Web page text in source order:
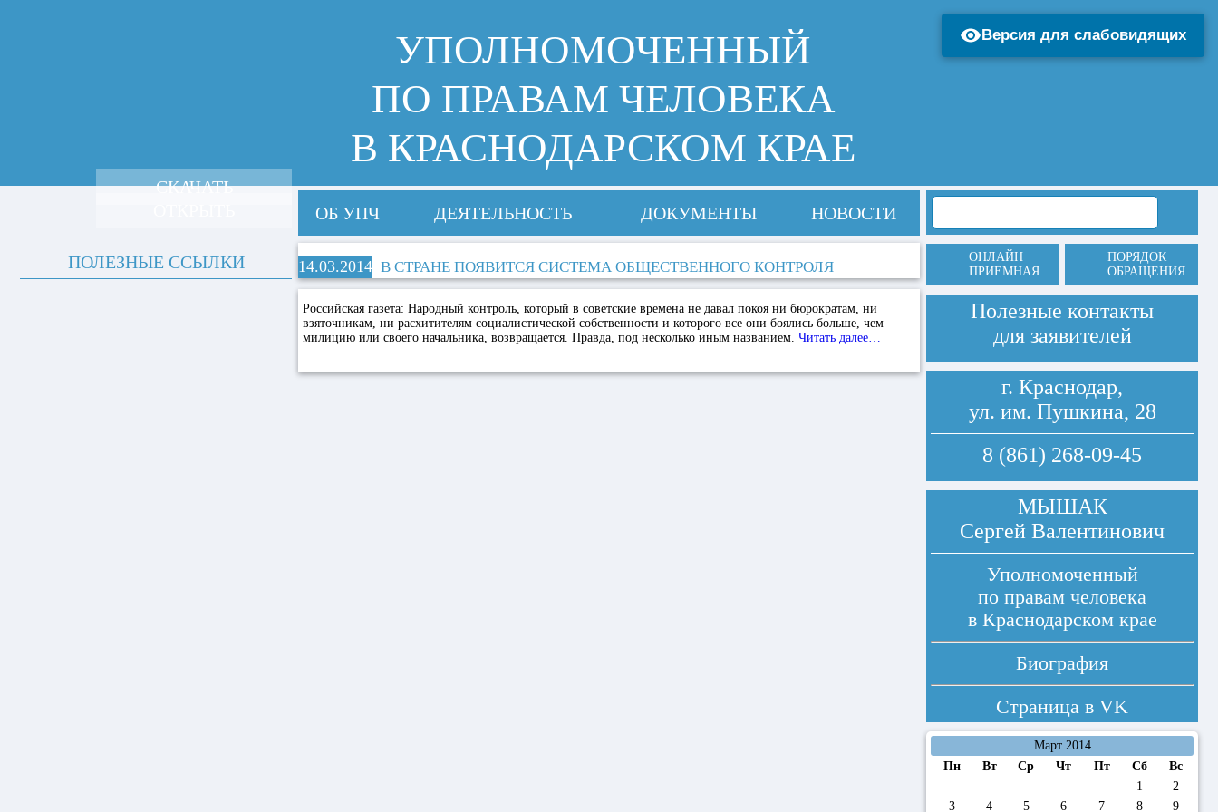
УПОЛНОМОЧЕННЫЙ
ПО ПРАВАМ ЧЕЛОВЕКА
В КРАСНОДАРСКОМ КРАЕ
ОБ УПЧ ДЕЯТЕЛЬНОСТЬ ДОКУМЕНТЫ НОВОСТИ
14.03.2014 В СТРАНЕ ПОЯВИТСЯ СИСТЕМА ОБЩЕСТВЕННОГО КОНТРОЛЯ
Российская газета: Народный контроль, который в советские времена не давал покоя ни бюрократам, ни
взяточникам, ни расхитителям социалистической собственности и которого все они боялись больше, чем
милицию или своего начальника, возвращается. Правда, под несколько иным названием. Читать далее…
СКАЧАТЬ
ПОЛЕЗНЫЕ ССЫЛКИ
ОНЛАЙН
ПРИЕМНАЯ
ПОРЯДОК
ОБРАЩЕНИЯ
Полезные контакты
для заявителей
г. Краснодар,
ул. им. Пушкина, 28
8 (861) 268-09-45
МЫШАК
Сергей Валентинович
Уполномоченный
по правам человека
в Краснодарском крае
Биография
Страница в VK
Март 2014
Пн
Вт Ср Чт Пт Сб
Вс
1
2
3
4 5 6 7 8 9
Версия для слабовидящих